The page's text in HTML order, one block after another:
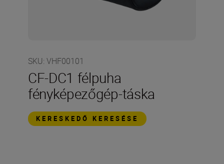
SKU: VHF00101
CF-DC1 félpuha
fényképezőgép-táska
KERESKEDŐ KERESÉSE